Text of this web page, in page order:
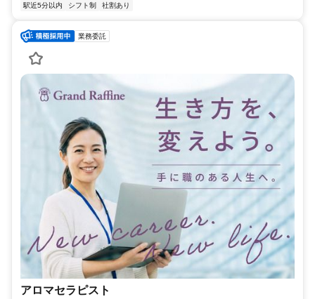
駅近5分以内
シフト制 社割あり
業務委託
アロマセラピスト